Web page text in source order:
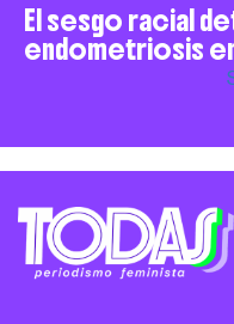
El sesgo racial
endometriosis